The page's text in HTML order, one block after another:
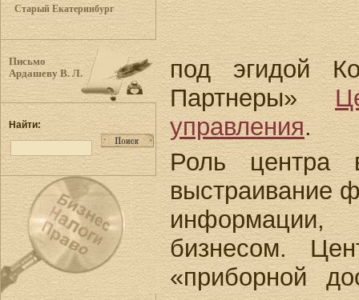
Старый Екатеринбург
Письмо
Ардашеву В. Л.
Найти:
под эгидой
Партнеры»
управления.
Роль центра
выстраивание
бизнесом.
«приборной